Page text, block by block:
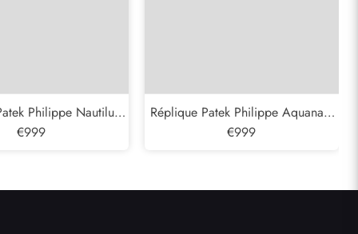
Philippe Nautilus
Moonphase en or
€999
Réplique Patek Philippe Aquanaut
Jumbo 38mm Steel Mens Watch
€999